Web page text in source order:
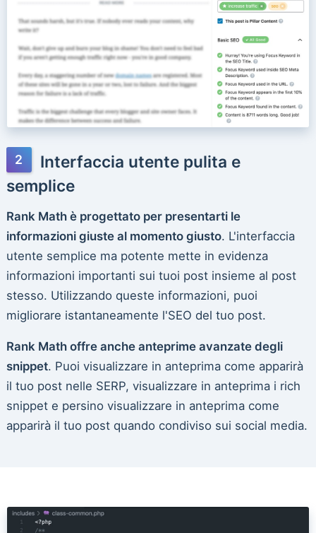
Interfaccia utente pulita e
semplice
Rank Math è progettato per presentarti le
informazioni giuste al momento giusto. L'interfaccia
utente semplice ma potente mette in evidenza
informazioni importanti sui tuoi post insieme al post
stesso. Utilizzando queste informazioni, puoi
migliorare istantaneamente l'SEO del tuo post.
Rank Math offre anche anteprime avanzate degli
snippet. Puoi visualizzare in anteprima come apparirà
il tuo post nelle SERP, visualizzare in anteprima i rich
snippet e persino visualizzare in anteprima come
apparirà il tuo post quando condiviso sui social media.